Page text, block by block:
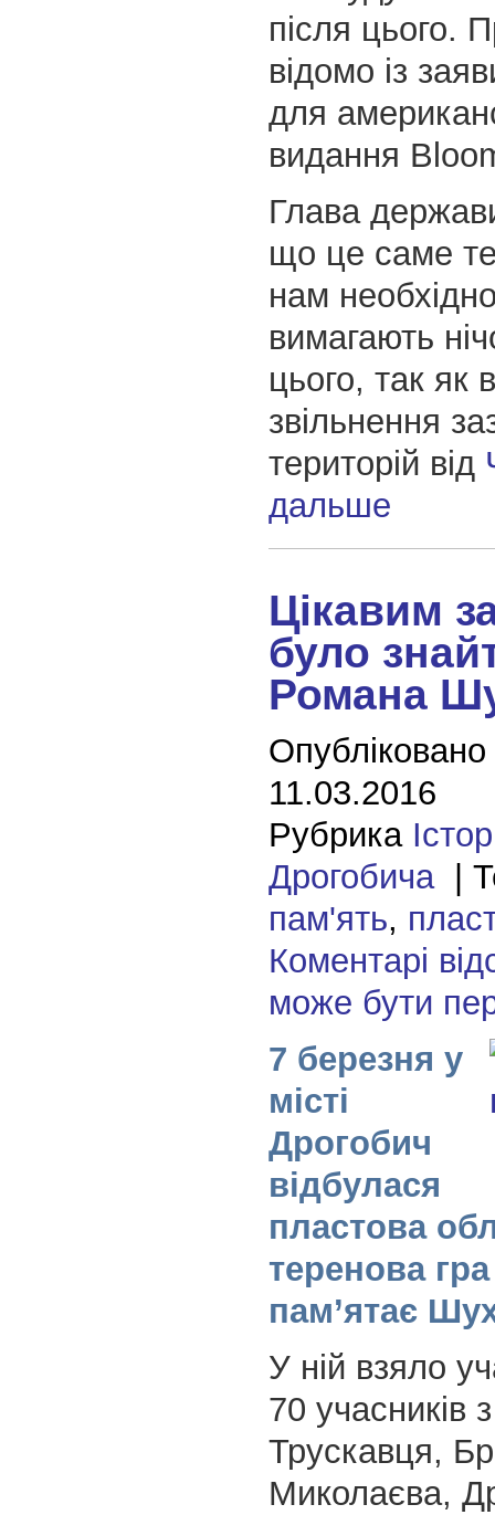
після цього.
відомо із
для
видання
Глава
що це саме
нам
вимагають
цього, так як
звільнення
територій від
дальше
Цікавим
було
Романа
11.03.2016
Рубрика
Дрогобича|
пам'ять, пласт
Коментарі
може бути
7 березня у
місті
Дрогобич
відбулася
пластова
теренова
пам’ятає
У ній взяло
70 учасників
Трускавця,
Миколаєва,